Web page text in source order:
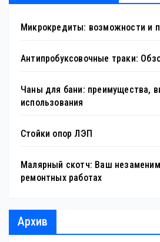
Микрокредиты: возможности и
Антипробуксовочные траки:
Чаны для бани: преимущества,
использования
Стойки опор ЛЭП
Малярный скотч: Ваш
ремонтных работах
Архив